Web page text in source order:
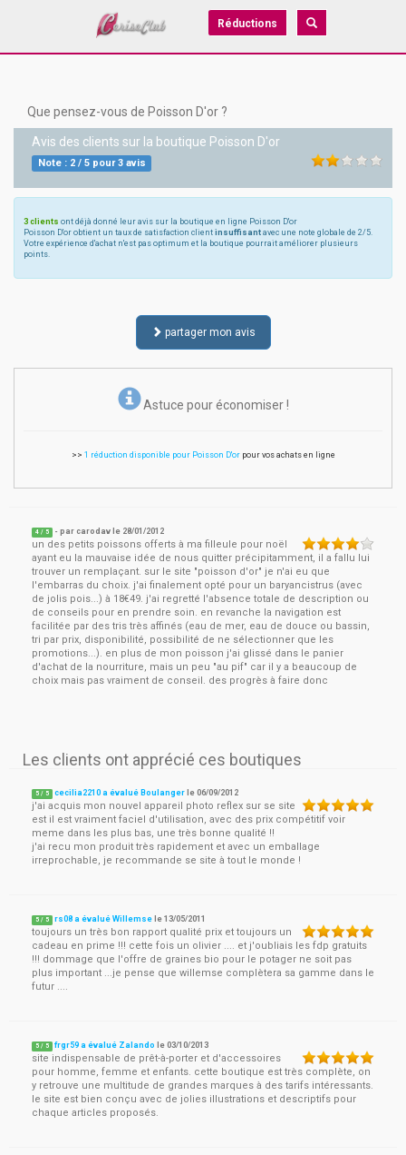
Réductions
Que pensez-vous de Poisson D'or ?
Avis des clients sur la boutique Poisson D'or
Note : 2/ 5pour3avis
3 clients ont déjà donné leur avis sur la boutique en ligne Poisson D'or
Poisson D'or obtient un taux de satisfaction client insuffisant avec une note globale de 2/5.
Votre expérience d'achat n'est pas optimum et la boutique pourrait améliorer plusieurs
points.
partager mon avis
Astuce pour économiser !
>> 1 réduction disponible pour Poisson D'orpour vos achats en ligne
4 / 5 - parcarodav le 28/01/2012
un des petits poissons offerts à ma filleule pour noël
ayant eu la mauvaise idée de nous quitter précipitamment, il a fallu lui
trouver un remplaçant. sur le site "poisson d'or" je n'ai eu que
l'embarras du choix. j'ai finalement opté pour un baryancistrus (avec
de jolis pois...) à 18€49. j'ai regretté l'absence totale de description ou
de conseils pour en prendre soin. en revanche la navigation est
facilitée par des tris très affinés (eau de mer, eau de douce ou bassin,
tri par prix, disponibilité, possibilité de ne sélectionner que les
promotions...). en plus de mon poisson j'ai glissé dans le panier
d'achat de la nourriture, mais un peu "au pif" car il y a beaucoup de
choix mais pas vraiment de conseil. des progrès à faire donc
Les clients ont apprécié ces boutiques
5 / 5 cecilia2210 a évalué Boulanger le06/09/2012
j'ai acquis mon nouvel appareil photo reflex sur se site
est il est vraiment faciel d'utilisation, avec des prix compétitif voir
meme dans les plus bas, une très bonne qualité !!
j'ai recu mon produit très rapidement et avec un emballage
irreprochable, je recommande se site à tout le monde !
5 / 5 rs08 a évalué Willemse le13/05/2011
toujours un très bon rapport qualité prix et toujours un
cadeau en prime !!! cette fois un olivier .... et j'oubliais les fdp gratuits
!!! dommage que l'offre de graines bio pour le potager ne soit pas
plus important ...je pense que willemse complètera sa gamme dans le
futur ....
5 / 5 frgr59 a évalué Zalando le03/10/2013
site indispensable de prêt-à-porter et d'accessoires
pour homme, femme et enfants. cette boutique est très complète, on
y retrouve une multitude de grandes marques à des tarifs intéressants.
le site est bien conçu avec de jolies illustrations et descriptifs pour
chaque articles proposés.